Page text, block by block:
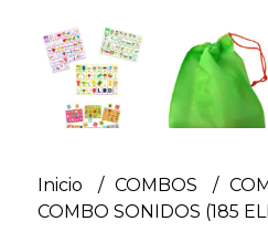
Inicio COMBOS
COMBO SONIDOS (185